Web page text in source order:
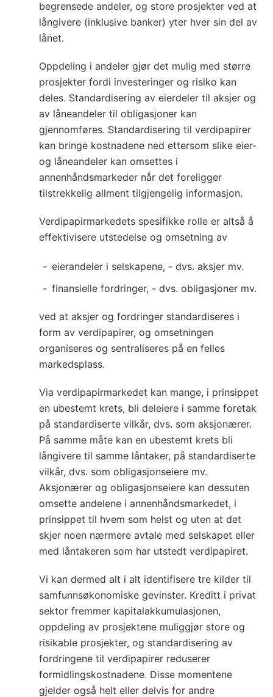
begrensede andeler, og store prosjekter ved at
långivere (inklusive banker) yter hver sin del av
lånet.
Oppdeling i andeler gjør det mulig med større
prosjekter fordi investeringer og risiko kan
deles. Standardisering av eierdeler til aksjer og
av låneandeler til obligasjoner kan
gjennomføres. Standardisering til verdipapirer
kan bringe kostnadene ned ettersom slike eier-
og låneandeler kan omsettes i
annenhåndsmarkeder når det foreligger
tilstrekkelig allment tilgjengelig informasjon.
Verdipapirmarkedets spesifikke rolle er altså å
effektivisere utstedelse og omsetning av
eierandeler i selskapene, - dvs. aksjer mv.
finansielle fordringer, - dvs. obligasjoner mv.
ved at aksjer og fordringer standardiseres i
form av verdipapirer, og omsetningen
organiseres og sentraliseres på en felles
markedsplass.
Via verdipapirmarkedet kan mange, i prinsippet
en ubestemt krets, bli deleiere i samme foretak
på standardiserte vilkår, dvs. som aksjonærer.
På samme måte kan en ubestemt krets bli
långivere til samme låntaker, på standardiserte
vilkår, dvs. som obligasjonseiere mv.
Aksjonærer og obligasjonseiere kan dessuten
omsette andelene i annenhåndsmarkedet, i
prinsippet til hvem som helst og uten at det
skjer noen nærmere avtale med selskapet eller
med låntakeren som har utstedt verdipapiret.
Vi kan dermed alt i alt identifisere tre kilder til
samfunnsøkonomiske gevinster. Kreditt i privat
sektor fremmer kapitalakkumulasjonen,
oppdeling av prosjektene muliggjør store og
risikable prosjekter, og standardisering av
fordringene til verdipapirer reduserer
formidlingskostnadene. Disse momentene
gjelder også helt eller delvis for andre